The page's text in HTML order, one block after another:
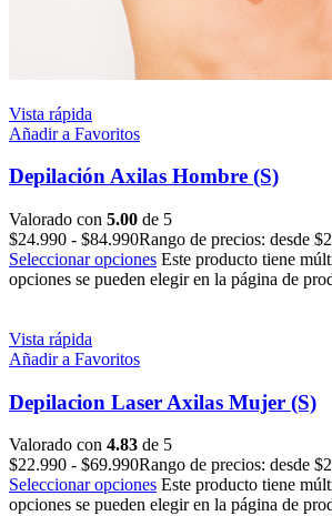
Vista rápida
Añadir a Favoritos
Depilación Axilas Hombre (S)
Valorado con 5.00 de 5
$24.990 - $84.990Rango de precios: desde
Seleccionar opciones Este producto tiene
opciones se pueden elegir en la página de
Vista rápida
Añadir a Favoritos
Depilacion Laser Axilas Mujer (S)
Valorado con 4.83 de 5
$22.990 - $69.990Rango de precios: desde
Seleccionar opciones Este producto tiene
opciones se pueden elegir en la página de